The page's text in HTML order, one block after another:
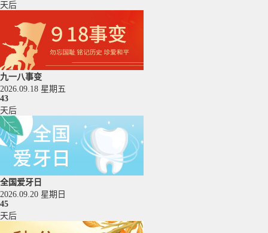
天后
九一八事变
2026.09.18 星期五
43
天后
全国爱牙日
2026.09.20 星期日
45
天后